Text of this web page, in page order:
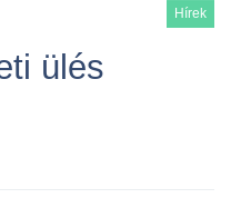
Hírek
ülés